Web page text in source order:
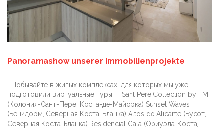
Panoramashow unserer Immobilienprojekte
Побывайте в жилых комплексах, для которых мы уже
подготовили виртуальные туры. Sant Pere Collection by TM
(Колония-Сант-Пере, Коста-де-Майорка) Sunset Waves
(Бенидорм, Северная Коста-Бланка) Altos de Alicante (Бусот,
Северная Коста-Бланка) Residencial Gala (Ориуэла-Коста,